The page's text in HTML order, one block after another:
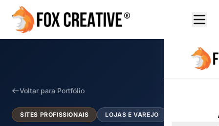
Voltar para Portfólio
SITES PROFISSIONAIS LOJAS E VAREJO